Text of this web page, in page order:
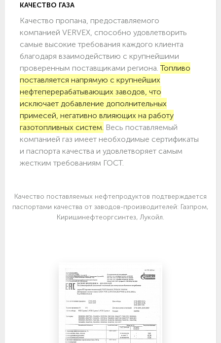
КАЧЕСТВО ГАЗА
Качество пропана, предоставляемого
компанией VERVEX, способно удовлетворить
самые высокие требования каждого клиента
благодаря взаимодействию с крупнейшими
проверенным поставщиками региона.Топливо
поставляется напрямую с крупнейших
нефтеперерабатывающих заводов, что
исключает добавление дополнительных
примесей, негативно влияющих на работу
газотопливных систем. Весь поставляемый
компанией газ имеет необходимые сертификаты
и паспорта качества и удовлетворяет самым
жестким требованиям ГОСТ.
Качество поставляемых нефтепродуктов подтверждается
паспортами качества от заводов-производителей: Газпром,
Киришинефтеоргсинтез, Лукойл.